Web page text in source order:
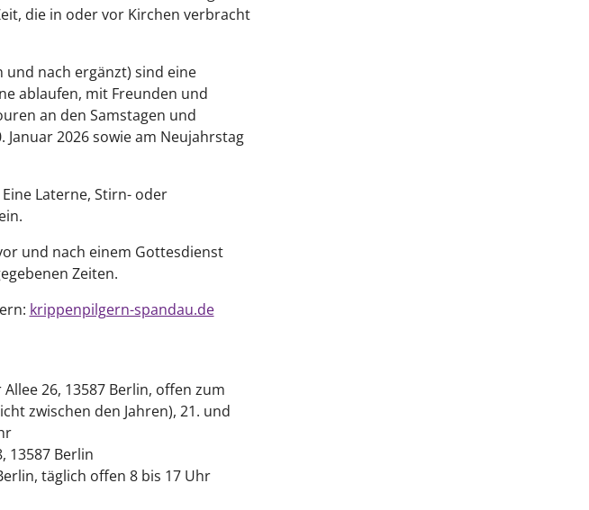
die in oder vor Kirchen verbracht
und nach ergänzt) sind eine
ablaufen, mit Freunden und
an den Samstagen und
Januar 2026 sowie am Neujahrstag
Laterne, Stirn- oder
und nach einem Gottesdienst
Zeiten.
krippenpilgern-spandau.de
26, 13587 Berlin, offen zum
zwischen den Jahren), 21. und
13587 Berlin
täglich offen 8 bis 17 Uhr